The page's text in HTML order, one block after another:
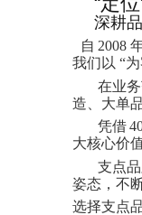
深耕
自 2008
我们以 “
在业务
造、大单
凭借
大核心价
支点品
姿态，不
选择支点